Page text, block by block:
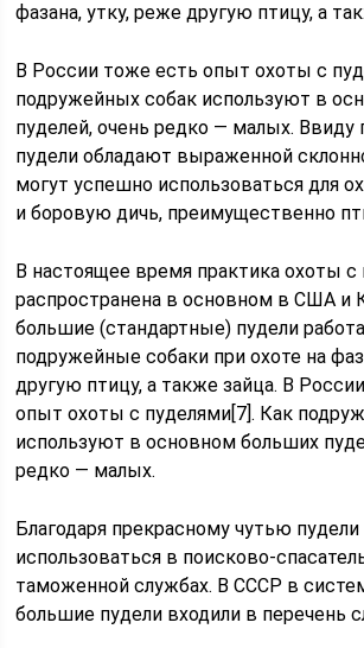
фазана, утку, реже другую птицу, а
В России тоже есть опыт охоты с
подружейных собак используют в
пуделей, очень редко — малых. Ввиду
пудели обладают выраженной
могут успешно использоваться для
и боровую дичь, преимущественно
В настоящее время практика охоты с
распространена в основном в США и
большие (стандартные) пудели
подружейные собаки при охоте на
другую птицу, а также зайца. В
опыт охоты с пуделями[7]. Как
используют в основном больших
редко — малых.
Благодаря прекрасному чутью
использоваться в поисково-
таможенной службах. В СССР в
большие пудели входили в перечень